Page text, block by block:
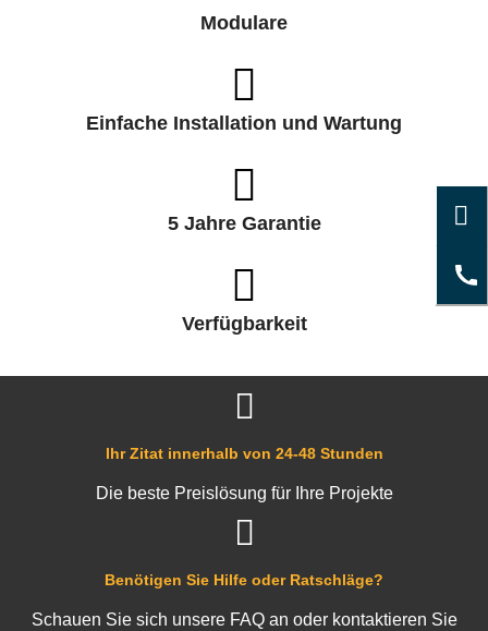
Modulare
Einfache Installation und Wartung
5 Jahre Garantie
Verfügbarkeit
Benötigen Sie Hilfe oder Ratschläge?
Schauen Sie sich unsere FAQ an oder kontaktieren Sie
Ihr Zitat innerhalb von 24-48 Stunden
Die beste Preislösung für Ihre Projekte